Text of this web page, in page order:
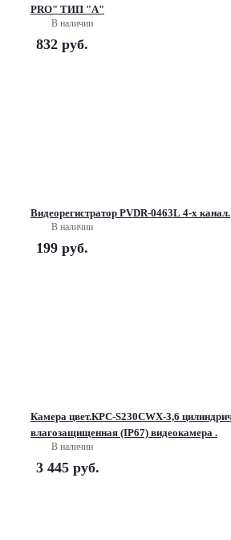
PRO" ТИП "А"
В наличии
832 руб.
Видеорегистратор PVDR-0463L 4-х канал.
В наличии
199 руб.
Камера цвет.КРС-S230CWX-3,6 цилиндрическая
влагозащищенная (IP67) видеокамера .
В наличии
3 445 руб.